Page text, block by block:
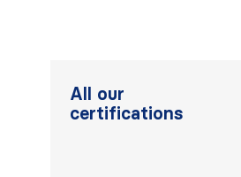
All our
certifications